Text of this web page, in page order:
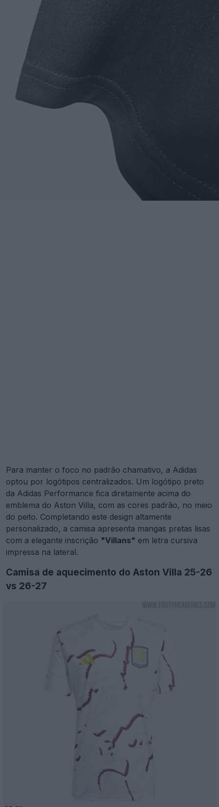
Para manter o foco no padrão chamativo, a Adidas
optou por logótipos centralizados. Um logótipo preto
da Adidas Performance fica diretamente acima do
emblema do Aston Villa, com as cores padrão, no meio
do peito. Completando este design altamente
personalizado, a camisa apresenta mangas pretas lisas
com a elegante inscrição "Villans" em letra cursiva
impressa na lateral.
Camisa de aquecimento do Aston Villa 25-26
vs 26-27